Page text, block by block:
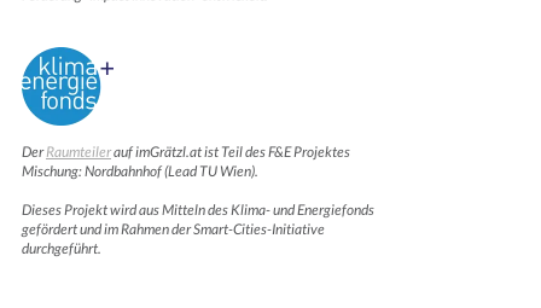
DerRaumteilerauf imGrätzl.at ist Teil des F&E Projektes
Mischung: Nordbahnhof (Lead TU Wien).
Dieses Projekt wird aus Mitteln des Klima- und Energiefonds
gefördert und im Rahmen der Smart-Cities-Initiative
durchgeführt.